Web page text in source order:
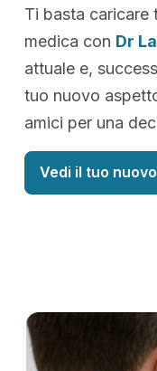
Ti basta caricare
medica con Dr
attuale e,
tuo nuovo
amici per una
Vedi il tuo